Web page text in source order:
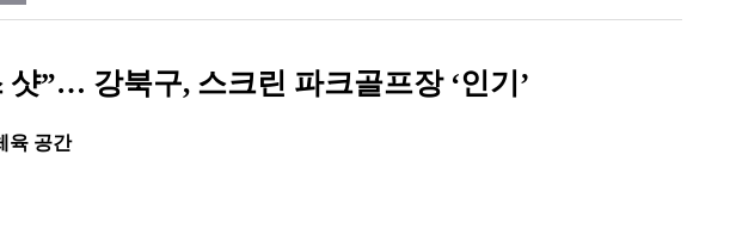
샷”… 강북구, 스크린 파크골프장 ‘인기 ’
육 공간